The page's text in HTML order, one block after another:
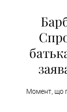
Момент, що